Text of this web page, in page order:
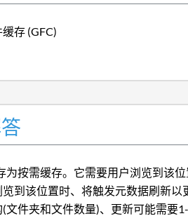
存 (GFC)
为按需缓存。它需要用户浏览到该位
到该位置时、将触发元数据刷新以
文件夹和文件数量)、更新可能需要1-